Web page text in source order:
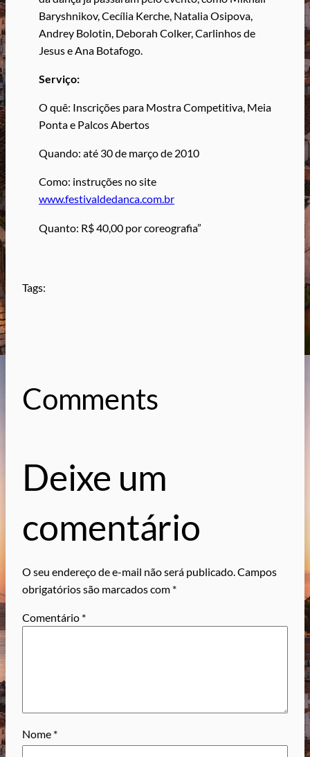
Baryshnikov, Cecília Kerche, Natalia Osipova,
Andrey Bolotin, Deborah Colker, Carlinhos de
Jesus e Ana Botafogo.
Serviço:
O quê: Inscrições para Mostra Competitiva, Meia
Ponta e Palcos Abertos
Quando: até 30 de março de 2010
Como: instruções no site
www.festivaldedanca.com.br
Quanto: R$ 40,00 por coreografia”
Tags:
Comments
Deixe um
comentário
O seu endereço de e-mail não será publicado.Campos
obrigatórios são marcados com *
Comentário *
Nome *